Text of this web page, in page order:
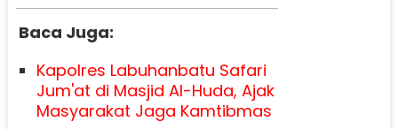
Baca Juga:
Kapolres Labuhanbatu Safari
Jum'at di Masjid Al-Huda, Ajak
Masyarakat Jaga Kamtibmas